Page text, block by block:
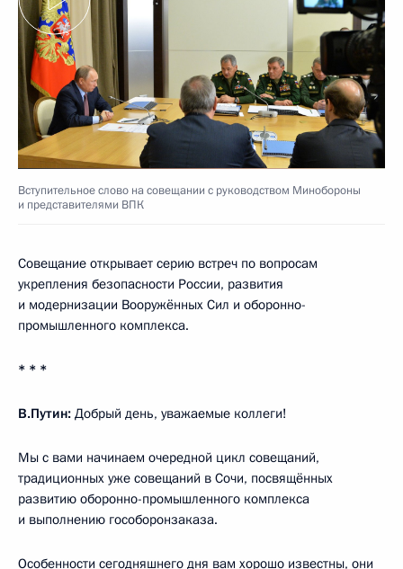
Вступительное слово на совещании с руководством Минобороны
и представителями ВПК
Совещание открывает серию встреч по вопросам
укрепления безопасности России, развития
и модернизации Вооружённых Сил и оборонно-
промышленного комплекса.
* * *
В.Путин: Добрый день, уважаемые коллеги!
Мы с вами начинаем очередной цикл совещаний,
традиционных уже совещаний в Сочи, посвящённых
развитию оборонно-промышленного комплекса
и выполнению гособоронзаказа.
Особенности сегодняшнего дня вам хорошо известны, они